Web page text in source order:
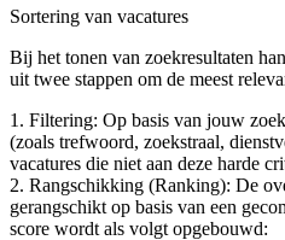
Sortering van vacatures
Bij het tonen van zoekresultaten
uit twee stappen om de meest
1. Filtering: Op basis van jouw
(zoals trefwoord, zoekstraal,
vacatures die niet aan deze harde
2. Rangschikking (Ranking): De
gerangschikt op basis van een
score wordt als volgt opgebouwd: